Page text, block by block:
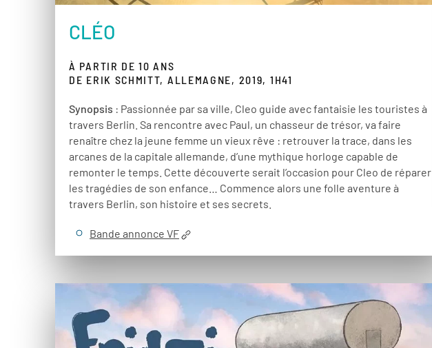
CLÉO
À PARTIR DE 10 ANS
DE ERIK SCHMITT, ALLEMAGNE, 2019, 1H41
Synopsis : Passionnée par sa ville, Cleo guide avec fantaisie les touristes à
travers Berlin. Sa rencontre avec Paul, un chasseur de trésor, va faire
renaître chez la jeune femme un vieux rêve : retrouver la trace, dans les
arcanes de la capitale allemande, d’une mythique horloge capable de
remonter le temps. Cette découverte serait l’occasion pour Cleo de réparer
les tragédies de son enfance… Commence alors une folle aventure à
travers Berlin, son histoire et ses secrets.
Bande annonce VF